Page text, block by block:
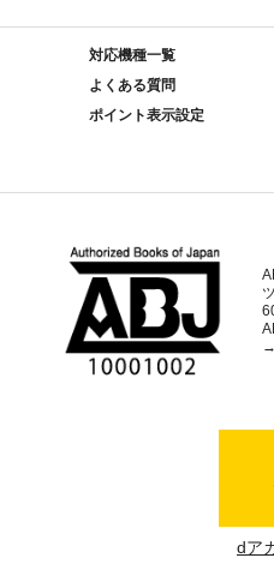
対応機種一覧
よくある質問
ポイント表示設定
→
dア